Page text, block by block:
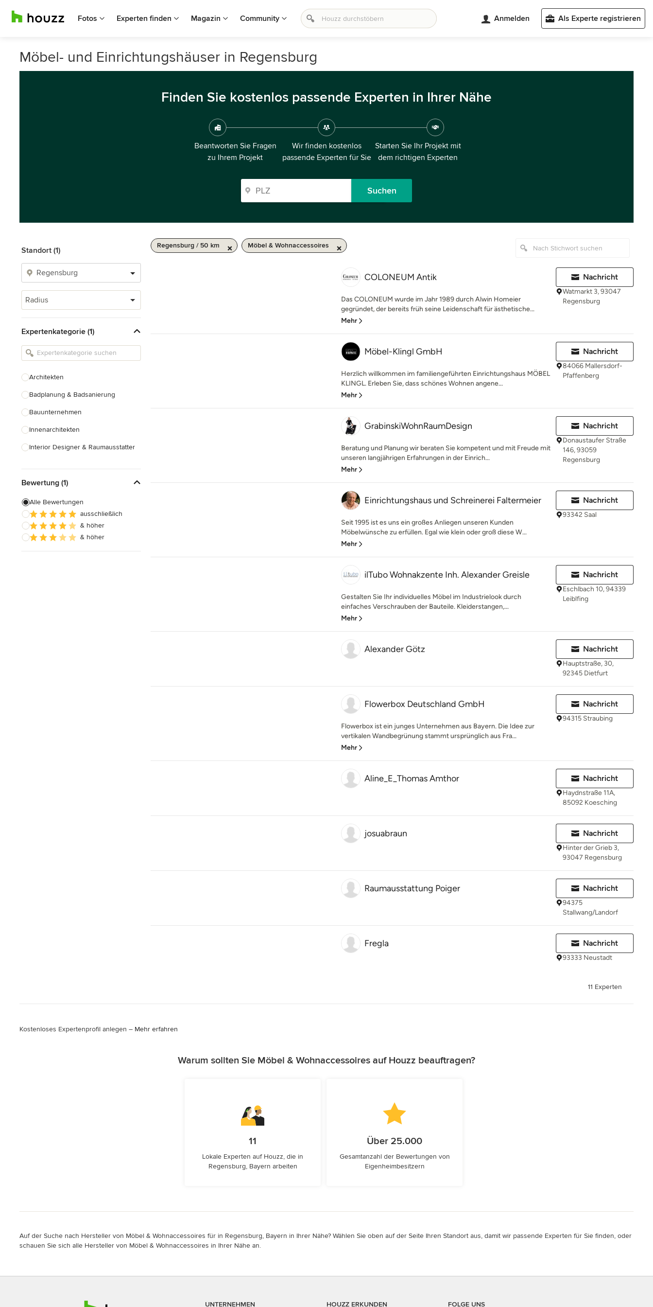
Fotos Experten finden Magazin Community Anmelden Als Experte registrieren
Möbel- und Einrichtungshäuser in Regensburg
Finden Sie kostenlos passende Experten in Ihrer Nähe
Beantworten Sie Fragen
zu Ihrem Projekt
Wir finden kostenlos
passende Experten für Sie
Starten Sie Ihr Projekt mit
dem richtigen Experten
Suchen
Standort (1)
Radius
Expertenkategorie (1)
Architekten
Badplanung & Badsanierung
Bauunternehmen
Innenarchitekten
Interior Designer & Raumausstatter
Landschaftsarchitekten
Armaturen & Sanitärbedarf
Beleuchtung
Einbauschränke
Bewertung (1)
Alle Bewertungen
ausschließlich
& höher
& höher
Regensburg / 50 km Möbel & Wohnaccessoires
COLONEUM Antik
Das COLONEUM wurde im Jahr 1989 durch Alwin Homeier
gegründet, der bereits früh seine Leidenschaft für ästhetische...
Mehr
Nachricht
Watmarkt 3, 93047
Regensburg
Möbel-Klingl GmbH
Herzlich willkommen im familiengeführten Einrichtungshaus MÖBEL
KLINGL. Erleben Sie, dass schönes Wohnen angene...
Mehr
Nachricht
84066 Mallersdorf-
Pfaffenberg
GrabinskiWohnRaumDesign
Beratung und Planung wir beraten Sie kompetent und mit Freude mit
unseren langjährigen Erfahrungen in der Einrich...
Mehr
Nachricht
Donaustaufer Straße
146, 93059
Regensburg
Einrichtungshaus und Schreinerei Faltermeier
Seit 1995 ist es uns ein großes Anliegen unseren Kunden
Möbelwünsche zu erfüllen. Egal wie klein oder groß diese W...
Mehr
Nachricht
93342 Saal
ilTubo Wohnakzente Inh. Alexander Greisle
Gestalten Sie Ihr individuelles Möbel im Industrielook durch
einfaches Verschrauben der Bauteile. Kleiderstangen,...
Mehr
Nachricht
Eschlbach 10, 94339
Leiblfing
Alexander Götz Nachricht
Hauptstraße, 30,
92345 Dietfurt
Flowerbox Deutschland GmbH
Flowerbox ist ein junges Unternehmen aus Bayern. Die Idee zur
vertikalen Wandbegrünung stammt ursprünglich aus Fra...
Mehr
Nachricht
94315 Straubing
Aline_E_Thomas Amthor Nachricht
Haydnstraße 11A,
85092 Koesching
josuabraun Nachricht
Hinter der Grieb 3,
93047 Regensburg
Raumausstattung Poiger Nachricht
94375
Stallwang/Landorf
Fregla Nachricht
93333 Neustadt
11 Experten
Kostenloses Expertenprofil anlegen – Mehr erfahren
Warum sollten Sie Möbel & Wohnaccessoires auf Houzz beauftragen?
11
Lokale Experten auf Houzz, die in
Regensburg, Bayern arbeiten
Über 25.000
Gesamtanzahl der Bewertungen von
Eigenheimbesitzern
Auf der Suche nach Hersteller von Möbel & Wohnaccessoires für in Regensburg, Bayern in Ihrer Nähe? Wählen Sie oben auf der Seite Ihren Standort aus, damit wir passende Experten für Sie finden, oder
schauen Sie sich alle Hersteller von Möbel & Wohnaccessoires in Ihrer Nähe an.
UNTERNEHMEN HOUZZ ERKUNDEN FOLGE UNS